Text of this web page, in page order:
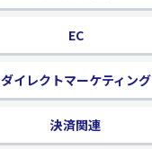
EC
ダイレクトマーケティング
決済関連